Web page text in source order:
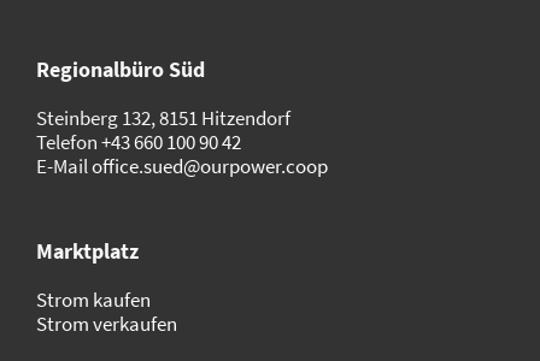
Regionalbüro Süd
Steinberg 132, 8151 Hitzendorf
Telefon+43 660 100 90 42
E-Mailoffice.sued@ourpower.coop
Marktplatz
Strom kaufen
Strom verkaufen